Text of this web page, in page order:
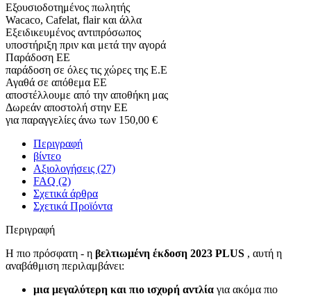
Εξουσιοδοτημένος πωλητής
Wacaco, Cafelat, flair και άλλα
Εξειδικευμένος αντιπρόσωπος
υποστήριξη πριν και μετά την αγορά
Παράδοση ΕΕ
παράδοση σε όλες τις χώρες της Ε.Ε
Αγαθά σε απόθεμα ΕΕ
αποστέλλουμε από την αποθήκη μας
Δωρεάν αποστολή στην ΕΕ
για παραγγελίες άνω των 150,00 €
Περιγραφή
βίντεο
Αξιολογήσεις (27)
FAQ (2)
Σχετικά άρθρα
Σχετικά Προϊόντα
Περιγραφή
Η πιο πρόσφατη - η βελτιωμένη έκδοση 2023 PLUS , αυτή η
αναβάθμιση περιλαμβάνει:
μια μεγαλύτερη και πιο ισχυρή αντλία για ακόμα πιο